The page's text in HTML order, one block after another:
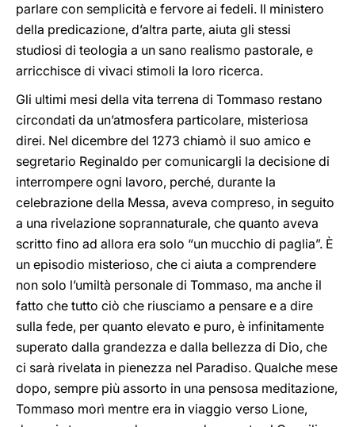
parlare con semplicità e fervore ai fedeli. Il ministero
della predicazione, d’altra parte, aiuta gli stessi
studiosi di teologia a un sano realismo pastorale, e
arricchisce di vivaci stimoli la loro ricerca.
Gli ultimi mesi della vita terrena di Tommaso restano
circondati da un’atmosfera particolare, misteriosa
direi. Nel dicembre del 1273 chiamò il suo amico e
segretario Reginaldo per comunicargli la decisione di
interrompere ogni lavoro, perché, durante la
celebrazione della Messa, aveva compreso, in seguito
a una rivelazione soprannaturale, che quanto aveva
scritto fino ad allora era solo “un mucchio di paglia”. È
un episodio misterioso, che ci aiuta a comprendere
non solo l’umiltà personale di Tommaso, ma anche il
fatto che tutto ciò che riusciamo a pensare e a dire
sulla fede, per quanto elevato e puro, è infinitamente
superato dalla grandezza e dalla bellezza di Dio, che
ci sarà rivelata in pienezza nel Paradiso. Qualche mese
dopo, sempre più assorto in una pensosa meditazione,
Tommaso morì mentre era in viaggio verso Lione,